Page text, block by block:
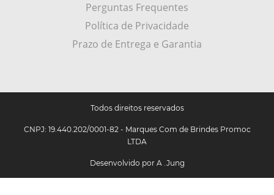
Perguntas Frequentes
Política de Privacidade
Prazo de Entrega e Garantia
Todos direitos reservados
CNPJ: 19.440.202/0001-82 - Marques Com de Brindes Promoc
LTDA
Desenvolvido por A .Jung